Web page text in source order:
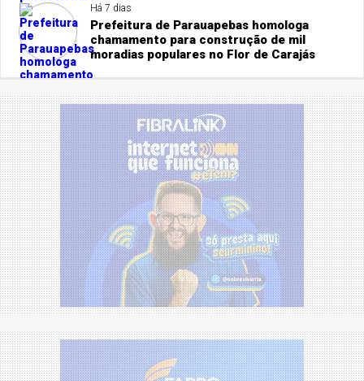
Há 7 dias
Prefeitura de Parauapebas homologa
chamamento para construção de mil
moradias populares no Flor de Carajás